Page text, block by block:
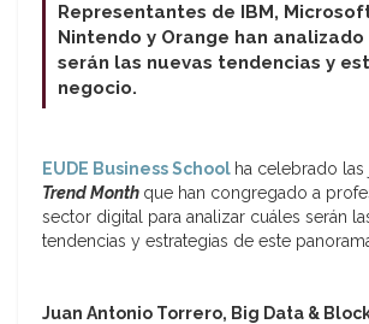
Representantes de IBM, Microsoft
Nintendo y Orange han
serán las nuevas tendencias y
negocio.
EUDE Business School ha celebrado las
Trend Month que han congregado a
sector digital para analizar cuáles serán
tendencias y estrategias de este
Juan Antonio Torrero, Big Data &